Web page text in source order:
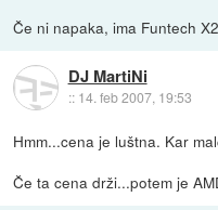
Če ni napaka, ima Funtech
DJ MartiNi
:: 14. feb 2007, 19:53
Hmm...cena je luštna. Kar
Če ta cena drži...potem je